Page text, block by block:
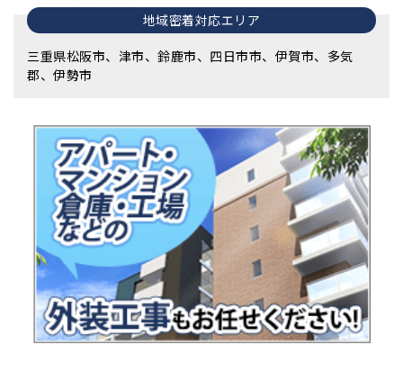
地域密着対応エリア
三重県松阪市、津市、鈴鹿市、四日市市、伊賀市、多気
郡、伊勢市